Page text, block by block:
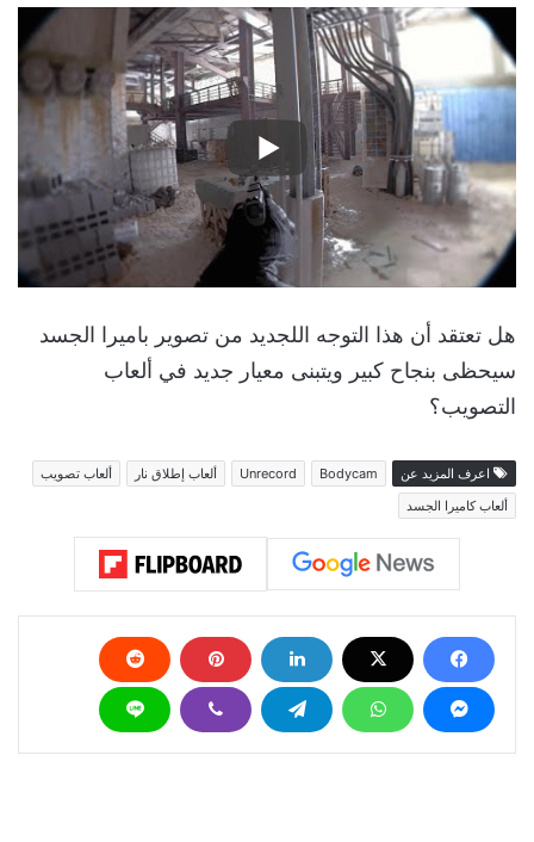
هل تعتقد أن هذا التوجه اللجديد من تصوير باميرا الجسد
سيحظى بنجاح كبير ويتبنى معيار جديد في ألعاب
التصويب؟
اعرف المزيد عن Bodycam
Unrecord ألعاب إطلاق نار
ألعاب تصويب
ألعاب كاميرا الجسد